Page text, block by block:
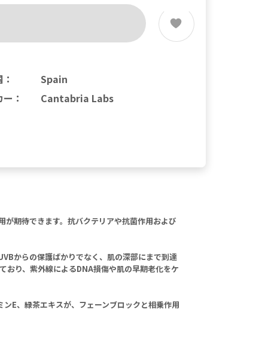
：
Spain
ー ： Cantabria Labs
期待できます。抗バクテリアや抗菌作用および
からの保護ばかりでなく、肌の深部にまで到達
おり、紫外線によるDNA損傷や肌の早期老化をケ
E、緑茶エキスが、フェーンブロックと相乗作用